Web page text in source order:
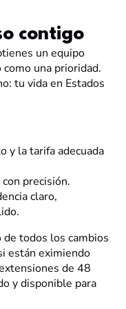
contigo
un equipo
una prioridad.
tu vida en Estados
y la tarifa adecuada
precisión.
claro,
todos los cambios
están eximiendo
de 48
y disponible para